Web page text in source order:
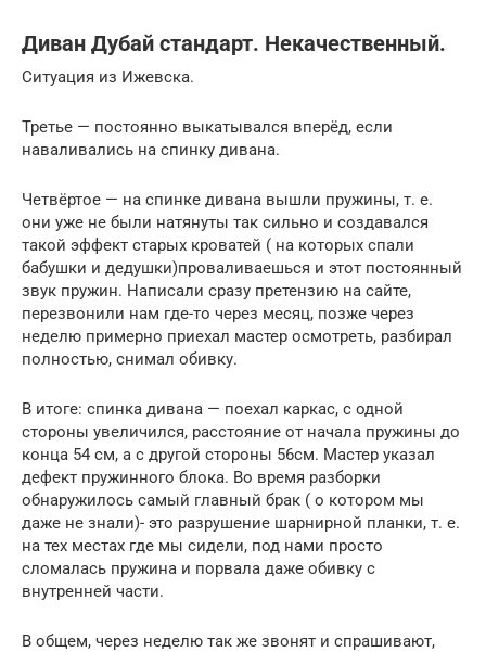
Диван Дубай стандарт. Некачественный.
Ситуация из Ижевска.
Третье — постоянно выкатывался вперёд, если
наваливались на спинку дивана.
Четвёртое — на спинке дивана вышли пружины, т. е.
они уже не были натянуты так сильно и создавался
такой эффект старых кроватей ( на которых спали
бабушки и дедушки)проваливаешься и этот постоянный
звук пружин. Написали сразу претензию на сайте,
перезвонили нам где-то через месяц, позже через
неделю примерно приехал мастер осмотреть, разбирал
полностью, снимал обивку.
В итоге: спинка дивана — поехал каркас, с одной
стороны увеличился, расстояние от начала пружины до
конца 54 см, а с другой стороны 56см. Мастер указал
дефект пружинного блока. Во время разборки
обнаружилось самый главный брак ( о котором мы
даже не знали)- это разрушение шарнирной планки, т. е.
на тех местах где мы сидели, под нами просто
сломалась пружина и порвала даже обивку с
внутренней части.
В общем, через неделю так же звонят и спрашивают,